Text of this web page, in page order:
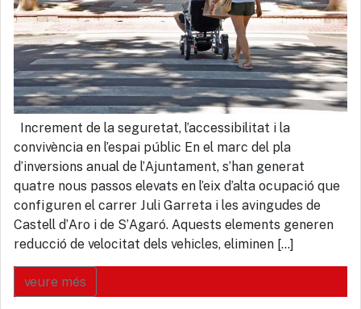
Increment de la seguretat, l’accessibilitat i la
convivència en l’espai públic En el marc del pla
d’inversions anual de l’Ajuntament, s’han generat
quatre nous passos elevats en l’eix d’alta ocupació que
configuren el carrer Juli Garreta i les avingudes de
Castell d’Aro i de S’Agaró. Aquests elements generen
reducció de velocitat dels vehicles, eliminen […]
veure més